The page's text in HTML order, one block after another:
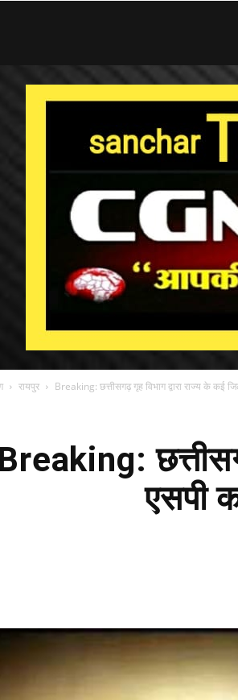
रायपुर Breaking: छत्तीसगढ़ गृह विभाग द्वारा राज्य के कई
Breaking:
एसपी